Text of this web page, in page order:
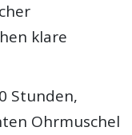
klare
Stunden,
Ohrmuschel